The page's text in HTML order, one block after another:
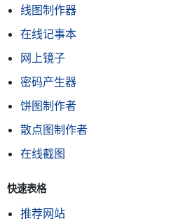
线图制作器
在线记事本
网上镜子
密码产生器
饼图制作者
散点图制作者
在线截图
快速表格
推荐网站